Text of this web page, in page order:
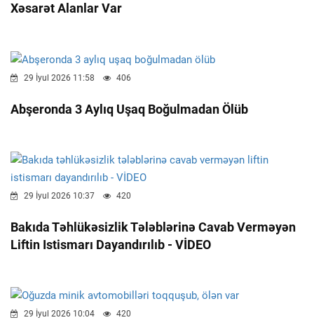
Xəsarət Alanlar Var
29 İyul 2026 11:58 406
Abşeronda 3 Aylıq Uşaq Boğulmadan Ölüb
29 İyul 2026 10:37 420
Bakıda Təhlükəsizlik Tələblərinə Cavab Verməyən
Liftin Istismarı Dayandırılıb - VİDEO
29 İyul 2026 10:04 420